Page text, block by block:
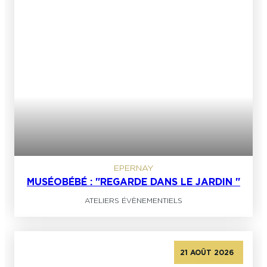
EPERNAY
MUSÉOBÉBÉ : "REGARDE DANS LE JARDIN "
ATELIERS ÉVÈNEMENTIELS
21 AOÛT 2026